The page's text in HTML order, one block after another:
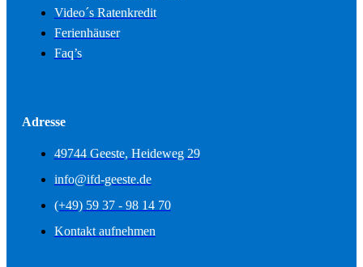
Video´s Ratenkredit
Ferienhäuser
Faq’s
Adresse
49744 Geeste, Heideweg 29
info@ifd-geeste.de
(+49) 59 37 - 98 14 70
Kontakt aufnehmen